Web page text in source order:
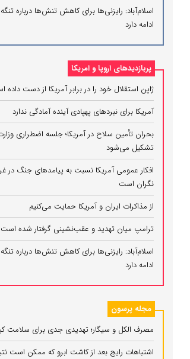
اسلام‌آباد: رایزنی‌ها برای کاهش تنش‌ها درباره
ادامه دارد
پربازدیدهای اروپا و امریکا
ژاپن استقلال خود را در برابر آمریکا از دست داده
آمریکا برای نبردهای پهپادی آینده آمادگی ندارد
بحران تأمین سلاح در آمریکا؛ جلسه اضطراری
تشکیل می‌شود
افکار عمومی آمریکا نسبت به پیامدهای جنگ در
نگران است
از مذاکرات ایران و آمریکا حمایت می‌کنیم
ترامپ میان تهدید و عقب‌نشینی گرفتار شده است
اسلام‌آباد: رایزنی‌ها برای کاهش تنش‌ها درباره
ادامه دارد
مجله پرسون
مصرف الکل و سیگار؛ تهدیدی جدی برای سلامت
اشتباهات رایج بعد از کاشت ابرو که ممکن است